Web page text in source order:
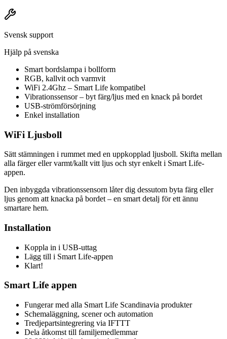
Svensk support
Hjälp på svenska
Smart bordslampa i bollform
RGB, kallvit och varmvit
WiFi 2.4Ghz – Smart Life kompatibel
Vibrationssensor – byt färg/ljus med en knack på bordet
USB-strömförsörjning
Enkel installation
WiFi Ljusboll
Sätt stämningen i rummet med en uppkopplad ljusboll. Skifta mellan
alla färger eller varmt/kallt vitt ljus och styr enkelt i Smart Life-
appen.
Den inbyggda vibrationssensorn låter dig dessutom byta färg eller
ljus genom att knacka på bordet – en smart detalj för ett ännu
smartare hem.
Installation
Koppla in i USB-uttag
Lägg till i Smart Life-appen
Klart!
Smart Life appen
Fungerar med alla Smart Life Scandinavia produkter
Schemaläggning, scener och automation
Tredjepartsintegrering via IFTTT
Dela åtkomst till familjemedlemmar